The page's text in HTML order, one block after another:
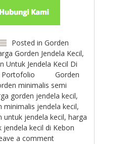
Posted inGorden
Gorden Jendela Kecil,
Untuk Jendela Kecil Di
Portofolio
Gorden
minimalis semi
gorden jendela kecil,
minimalis jendela kecil,
untuk jendela kecil,harga
jendela kecil di Kebon
a comment